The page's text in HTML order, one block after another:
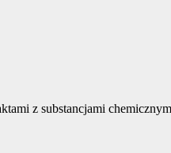
z substancjami